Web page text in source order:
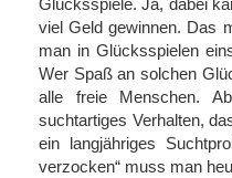
viel Geld gewinnen. Das
man in Glücksspielen
Wer Spaß an solchen
alle freie Menschen.
suchtartiges Verhalten,
ein langjähriges
verzocken“ muss man